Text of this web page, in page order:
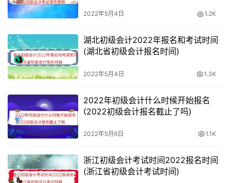
3、行政事业单位会计
人员或者其他相关事业单位会计工作。
4、会计师事务所会计
负责鉴证服务、税务代理、资产评估、代理公司会计服务、
公司管理咨询等工作，或事务所审计助理、具有签字权的注
册会计师等工作方向。
2022年5月4日 1.2K
湖北初级会计2022年报名和考试时间
(湖北省初级会计报名时间)
2022年5月4日 1.3K
2022年初级会计什么时候开始报名
(2022初级会计报名截止了吗)
2022年5月6日 1.1K
浙江初级会计考试时间2022报名时间
(浙江省初级会计考试时间)